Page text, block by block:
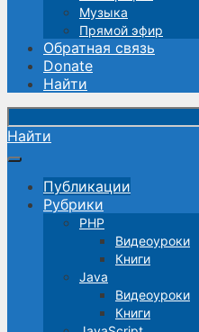
Музыка
Прямой эфир
Обратная связь
Donate
Найти
Найти
Публикации
Рубрики
PHP
Видеоуроки
Книги
Java
Видеоуроки
Книги